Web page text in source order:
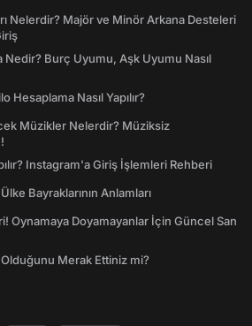
Nelerdir? Majör ve Minör Arkana Desteleri
Burç Uyumu, Aşk Uyumu Nasıl
Hesaplama Nasıl Yapılır?
Müzikler Nelerdir? Müziksiz
Instagram'a Giriş İşlemleri Rehberi
Bayraklarının Anlamları
Oynamaya Doyamayanlar İçin Güncel San
Merak Ettiniz mi?